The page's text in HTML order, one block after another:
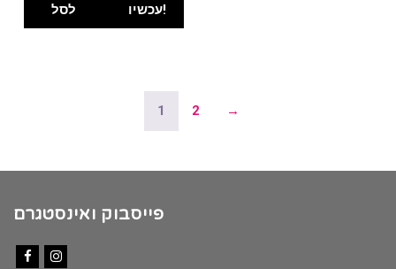
לסל
עכשיו!
1 2 →
פייסבוק ואינסטגרם